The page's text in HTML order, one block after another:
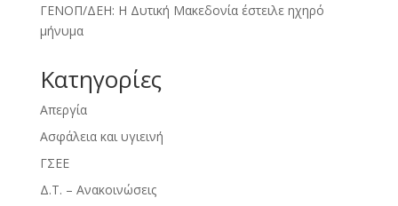
ΓΕΝΟΠ/ΔΕΗ: Η Δυτική Μακεδονία έστειλε ηχηρό
μήνυμα
Kατηγορίες
Απεργία
Ασφάλεια και υγιεινή
ΓΣΕΕ
Δ.Τ. – Ανακοινώσεις